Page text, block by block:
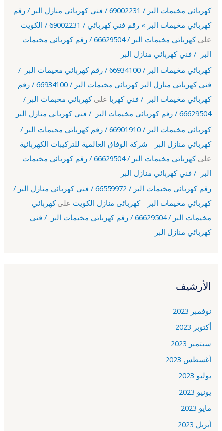
كهربائي مخيمات البر / 69002231 / فني كهربائي منازل البر / رقم
كهربائي مخيمات البر » رقم فني كهربائي / 69002231 / الكويت
على
كهربائي مخيمات البر / 66629504 / رقم كهربائي مخيمات
البر / فني كهربائي منازل البر
كهربائي مخيمات البر / 66934100 / رقم كهربائي مخيمات البر /
فني كهربائي منازل البر كهربائي مخيمات البر / 66934100 / رقم
كهربائي مخيمات البر / فني كهربا علىكهربائي مخيمات البر /
66629504 / رقم كهربائي مخيمات البر / فني كهربائي منازل البر
كهربائي مخيمات البر / 66901910 / رقم كهربائي مخيمات البر /
كهربائي منازل البر - شركة الوفاق العالمية للتركيبات الكهربائية
على
كهربائي مخيمات البر / 66629504 / رقم كهربائي مخيمات
البر / فني كهربائي منازل البر
رقم كهربائي مخيمات البر / 66559972 / فني كهربائي منازل البر /
كهربائي مخيمات البر - كهربائى منازل الكويت علىكهربائي
مخيمات البر / 66629504 / رقم كهربائي مخيمات البر / فني
كهربائي منازل البر
الأرشيف
نوفمبر 2023
أكتوبر 2023
سبتمبر 2023
أغسطس 2023
يوليو 2023
يونيو 2023
مايو 2023
أبريل 2023